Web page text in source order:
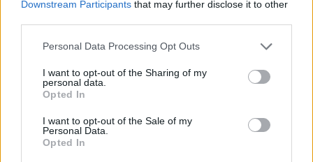
Downstream Participants that may further disclose it to other
Personal Data Processing Opt Outs
I want to opt-out of the Sharing of my
personal data.
Opted In
I want to opt-out of the Sale of my
Personal Data.
Opted In
LAGO MAGGIORE
I Castelli di Cannero riaprono le
porte sul Lago Maggiore per la
nuova stagione